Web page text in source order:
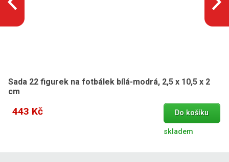
Sada 22 figurek na fotbálek bílá-modrá, 2,5 x 10,5 x 2
cm
443 Kč Do košíku
skladem